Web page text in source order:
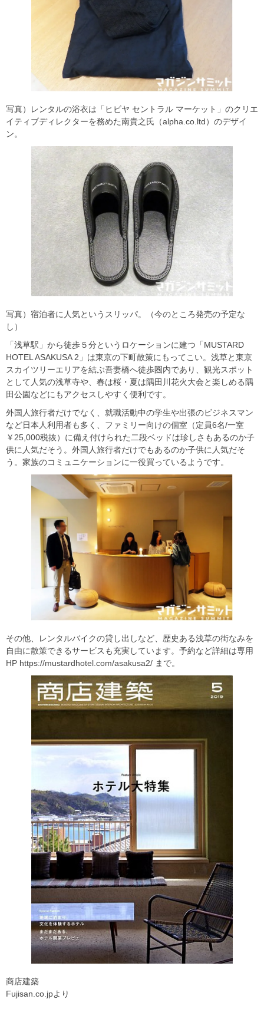
写真）レンタルの浴衣は「ヒビヤ セントラル マーケット」のクリエ
イティブディレクターを務めた南貴之氏（alpha.co.ltd）のデザイ
ン。
写真）宿泊者に人気というスリッパ。（今のところ発売の予定な
し）
「浅草駅」から徒歩５分というロケーションに建つ「MUSTARD
HOTEL ASAKUSA 2」は東京の下町散策にもってこい。浅草と東京
スカイツリーエリアを結ぶ吾妻橋へ徒歩圏内であり、観光スポット
として人気の浅草寺や、春は桜・夏は隅田川花火大会と楽しめる隅
田公園などにもアクセスしやすく便利です。
外国人旅行者だけでなく、就職活動中の学生や出張のビジネスマン
など日本人利用者も多く、ファミリー向けの個室（定員6名/一室
￥25,000税抜）に備え付けられた二段ベッドは珍しさもあるのか子
供に人気だそう。外国人旅行者だけでもあるのか子供に人気だそ
う。家族のコミュニケーションに一役買っているようです。
その他、レンタルバイクの貸し出しなど、歴史ある浅草の街なみを
自由に散策できるサービスも充実しています。予約など詳細は専用
HP https://mustardhotel.com/asakusa2/ まで。
商店建築
Fujisan.co.jpより